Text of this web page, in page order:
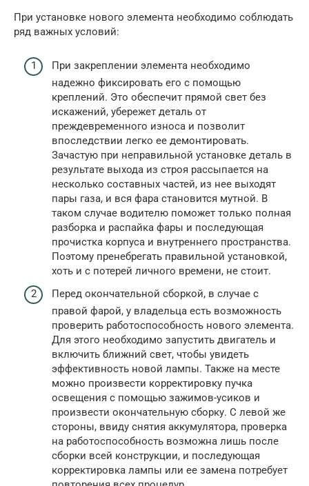
При установке нового элемента необходимо соблюдать
ряд важных условий:
При закреплении элемента необходимо
надежно фиксировать его с помощью
креплений. Это обеспечит прямой свет без
искажений, убережет деталь от
преждевременного износа и позволит
впоследствии легко ее демонтировать.
Зачастую при неправильной установке деталь в
результате выхода из строя рассыпается на
несколько составных частей, из нее выходят
пары газа, и вся фара становится мутной. В
таком случае водителю поможет только полная
разборка и распайка фары и последующая
прочистка корпуса и внутреннего пространства.
Поэтому пренебрегать правильной установкой,
хоть и с потерей личного времени, не стоит.
Перед окончательной сборкой, в случае с
правой фарой, у владельца есть возможность
проверить работоспособность нового элемента.
Для этого необходимо запустить двигатель и
включить ближний свет, чтобы увидеть
эффективность новой лампы. Также на месте
можно произвести корректировку пучка
освещения с помощью зажимов-усиков и
произвести окончательную сборку. С левой же
стороны, ввиду снятия аккумулятора, проверка
на работоспособность возможна лишь после
сборки всей конструкции, и последующая
корректировка лампы или ее замена потребует